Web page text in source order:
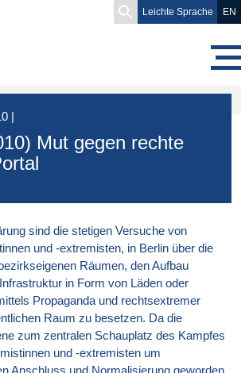
Search
for:
Leichte Sprache EN
|
Mut gegen rechte
sind die stetigen Versuche von
und -extremisten, in Berlin über die
Räumen, den Aufbau
in Form von Läden oder
Propaganda und rechtsextremer
Raum zu besetzen. Da die
zum zentralen Schauplatz des Kampfes
und -extremisten um
Anschluss und Normalisierung geworden